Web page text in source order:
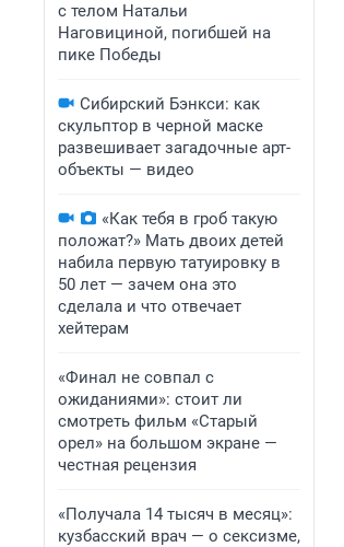
с телом Натальи
Наговициной, погибшей на
пике Победы
Сибирский Бэнкси: как
скульптор в черной маске
развешивает загадочные арт-
объекты — видео
«Как тебя в гроб такую
положат?» Мать двоих детей
набила первую татуировку в
50 лет — зачем она это
сделала и что отвечает
хейтерам
«Финал не совпал с
ожиданиями»: стоит ли
смотреть фильм «Старый
орел» на большом экране —
честная рецензия
«Получала 14 тысяч в месяц»:
кузбасский врач — о сексизме,